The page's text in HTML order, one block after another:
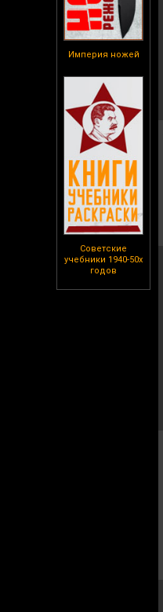
Империя ножей
Советские
учебники 1940-50х
годов